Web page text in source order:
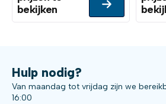
bekijken
Hulp nodig?
Van maandag tot vrijdag zijn we
16:00